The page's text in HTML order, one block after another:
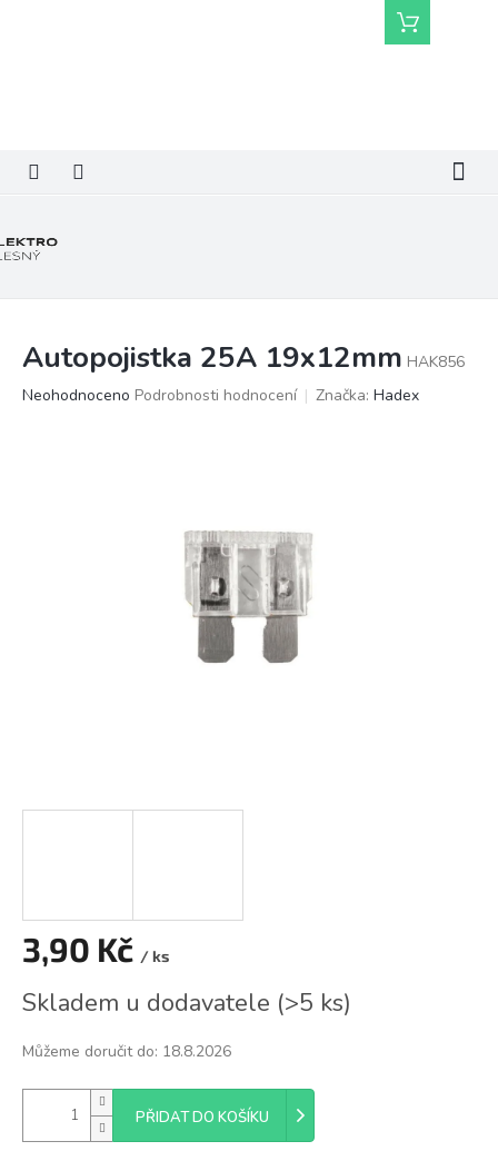
Nákupní
košík
Autopojistka 25A 19x12mm HAK856
Průměrné
Neohodnoceno Podrobnosti hodnocení Značka: Hadex
3,90 Kč / ks
cena:
Skladem u dodavatele (>5 ks)
Můžeme doručit do: 18.8.2026
PŘIDAT DO KOŠÍKU